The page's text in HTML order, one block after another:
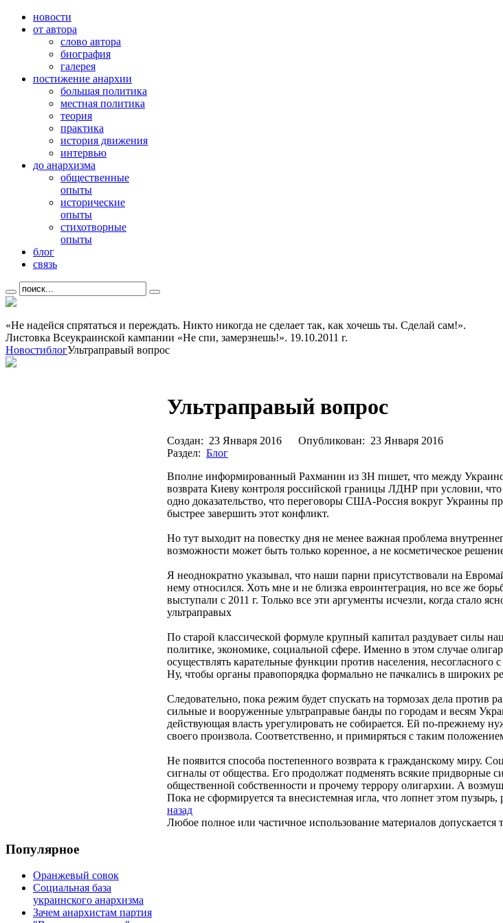
новости
от автора
слово автора
биография
галерея
постижение анархии
большая политика
местная политика
теория
практика
история движения
интервью
до анархизма
общественные
опыты
исторические
опыты
стихотворные
опыты
блог
связь
«Не надейся спрятаться и переждать. Никто никогда не сделает так, как хочешь ты. Сделай сам!».
Листовка Всеукраинской кампании «Не спи, замерзнешь!». 19.10.2011 г.
НовостиблогУльтраправый вопрос
Ультраправый вопрос
Создан: 23 Января 2016 Опубликован: 23 Января 2016
Раздел: Блог
Вполне информированный Рахманин из ЗН пишет, что между
возврата Киеву контроля российской границы ЛДНР при условии,
одно доказательство, что переговоры США-Россия вокруг Украины
быстрее завершить этот конфликт.
Но тут выходит на повестку дня не менее важная проблема
возможности может быть только коренное, а не косметическое
Я неоднократно указывал, что наши парни присутствовали на
нему относился. Хоть мне и не близка евроинтеграция, но все же
выступали с 2011 г. Только все эти аргументы исчезли, когда стало
ультраправых
По старой классической формуле крупный капитал раздувает силы
политике, экономике, социальной сфере. Именно в этом случае
осуществлять карательные функции против населения,
Ну, чтобы органы правопорядка формально не пачкались в широких
Следовательно, пока режим будет спускать на тормозах дела против
сильные и вооруженные ультраправые банды по городам и весям
действующая власть урегулировать не собирается. Ей по-прежнему
своего произвола. Соответственно, и примиряться с таким
Не появится способа постепенного возврата к гражданскому миру.
сигналы от общества. Его продолжат подменять всякие придворные
общественной собственности и прочему террору олигархии. А
Пока не сформируется та внесистемная игла, что лопнет этом
назад
Любое полное или частичное использование материалов
Популярное
Оранжевый совок
Социальная база
украинского анархизма
Зачем анархистам партия